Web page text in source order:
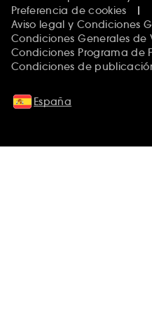
Preferencia de cookies
Aviso legal y Condiciones
Condiciones Generales de
Condiciones Programa de
Condiciones de
España